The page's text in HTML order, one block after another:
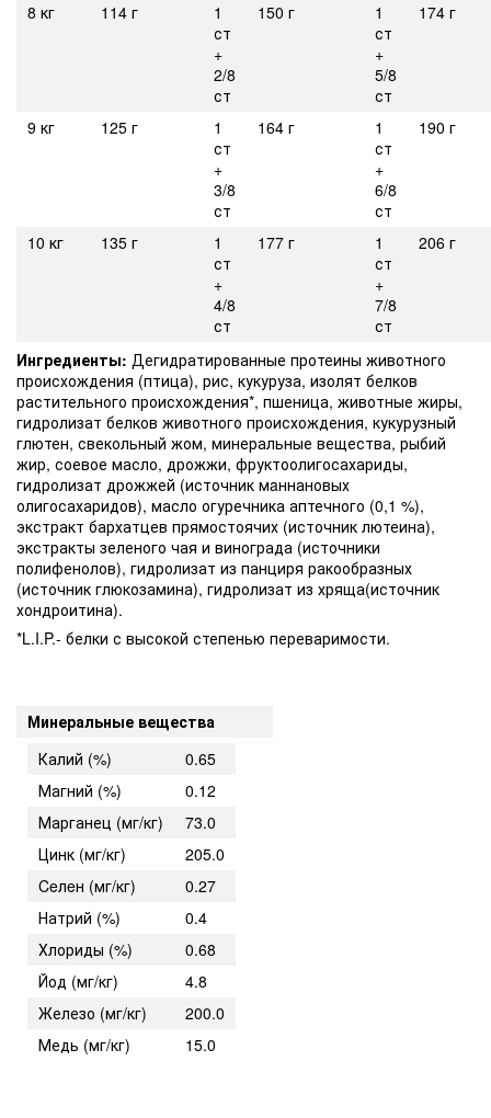
8 кг 114 г
1
ст
+
2/8
ст
150 г
1
ст
+
5/8
ст
174 г
9 кг 125 г
1
ст
+
3/8
ст
164 г
1
ст
+
6/8
ст
190 г
10 кг 135 г
1
ст
+
4/8
ст
177 г
1
ст
+
7/8
ст
206 г
Ингредиенты: Дегидратированные протеины животного
происхождения (птица), рис, кукуруза, изолят белков
растительного происхождения*, пшеница, животные жиры,
гидролизат белков животного происхождения, кукурузный
глютен, свекольный жом, минеральные вещества, рыбий
жир, соевое масло, дрожжи, фруктоолигосахариды,
гидролизат дрожжей (источник мaннановых
олигосахаридов), масло огуречника аптечного (0,1 %),
экстракт бархатцев прямостоячих (источник лютеина),
экстракты зеленого чая и винограда (источники
полифенолов), гидролизат из панциря ракообразных
(источник глюкозамина), гидролизат из хряща(источник
хондроитина).
*L.I.P.- белки с высокой степенью переваримости.
Минеральные вещества
Калий (%)
0.65
Магний (%)
0.12
Марганец (мг/кг)
73.0
Цинк (мг/кг)
205.0
Ceлeн (мг/кг)
0.27
Натрий (%)
0.4
Хлориды (%)
0.68
Йод (мг/кг)
4.8
Железо (мг/кг)
200.0
Медь (мг/кг)
15.0